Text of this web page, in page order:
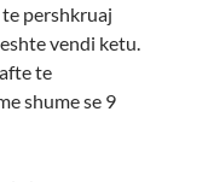
pershkruaj
vendi ketu.
te
shume se 9